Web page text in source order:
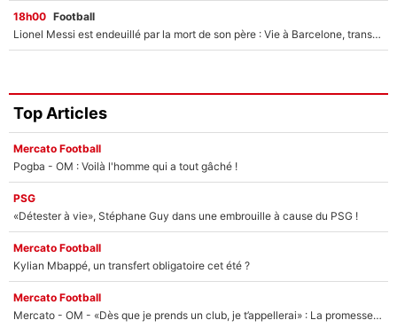
18h00 Football
Lionel Messi est endeuillé par la mort de son père : Vie à Barcelone, transfert au PSG... voilà comment Jorge Messi a joué un rôle essentiel dans sa carrière !
Top Articles
Mercato Football
Pogba - OM : Voilà l'homme qui a tout gâché !
PSG
«Détester à vie», Stéphane Guy dans une embrouille à cause du PSG !
Mercato Football
Kylian Mbappé, un transfert obligatoire cet été ?
Mercato Football
Mercato - OM - «Dès que je prends un club, je t’appellerai» : La promesse de Marcelino au moment de claquer la porte